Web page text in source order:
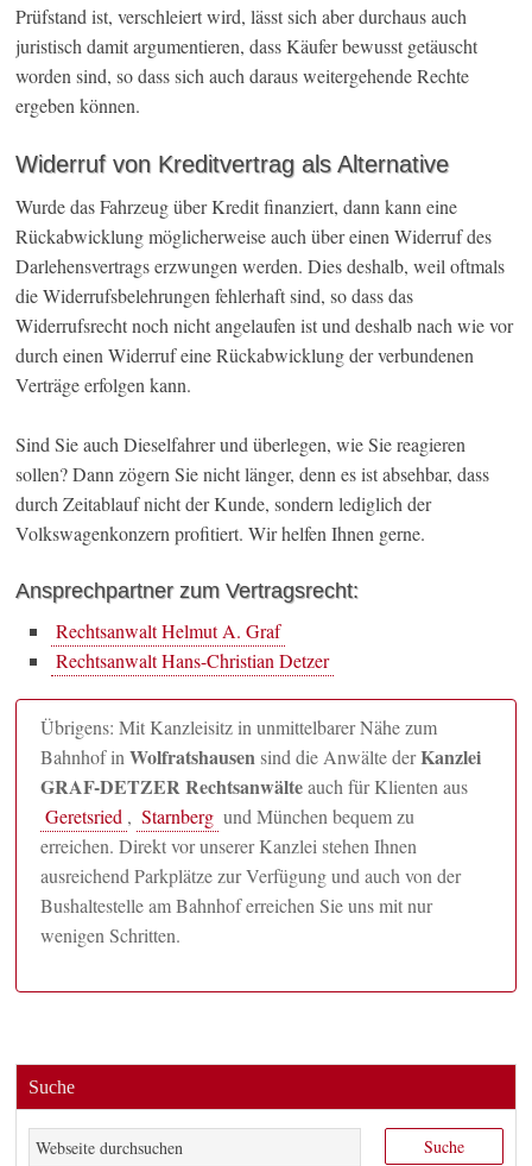
Prüfstand ist, verschleiert wird, lässt sich aber durchaus auch
juristisch damit argumentieren, dass Käufer bewusst getäuscht
worden sind, so dass sich auch daraus weitergehende Rechte
ergeben können.
Widerruf von Kreditvertrag als Alternative
Wurde das Fahrzeug über Kredit finanziert, dann kann eine
Rückabwicklung möglicherweise auch über einen Widerruf des
Darlehensvertrags erzwungen werden. Dies deshalb, weil oftmals
die Widerrufsbelehrungen fehlerhaft sind, so dass das
Widerrufsrecht noch nicht angelaufen ist und deshalb nach wie vor
durch einen Widerruf eine Rückabwicklung der verbundenen
Verträge erfolgen kann.
Sind Sie auch Dieselfahrer und überlegen, wie Sie reagieren
sollen? Dann zögern Sie nicht länger, denn es ist absehbar, dass
durch Zeitablauf nicht der Kunde, sondern lediglich der
Volkswagenkonzern profitiert. Wir helfen Ihnen gerne.
Ansprechpartner zum Vertragsrecht:
Rechtsanwalt Helmut A. Graf
Rechtsanwalt Hans-Christian Detzer
Übrigens: Mit Kanzleisitz in unmittelbarer Nähe zum
Bahnhof inWolfratshausensind die Anwälte derKanzlei
GRAF-DETZER Rechtsanwälteauch für Klienten aus
Geretsried , Starnberg und München bequem zu
erreichen. Direkt vor unserer Kanzlei stehen Ihnen
ausreichend Parkplätze zur Verfügung und auch von der
Bushaltestelle am Bahnhof erreichen Sie uns mit nur
wenigen Schritten.
Suche